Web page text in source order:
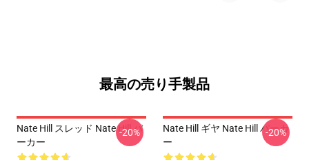
最高の売り手製品
Nate Hill スレッド Nate Hill パ
ーカー
-20%
Nate Hill ギヤ Nate Hill パーカ
ー
-20%